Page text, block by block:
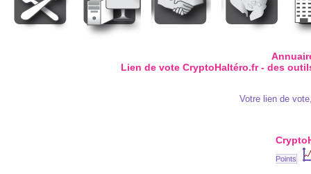
Lien de vote CryptoHaltéro.fr - des
Votre lien de
Points